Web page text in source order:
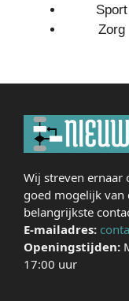
Sport
Zorg
Wij streven ernaar
goed mogelijk van
belangrijkste
E-mailadres:
Openingstijden:
17:00 uur